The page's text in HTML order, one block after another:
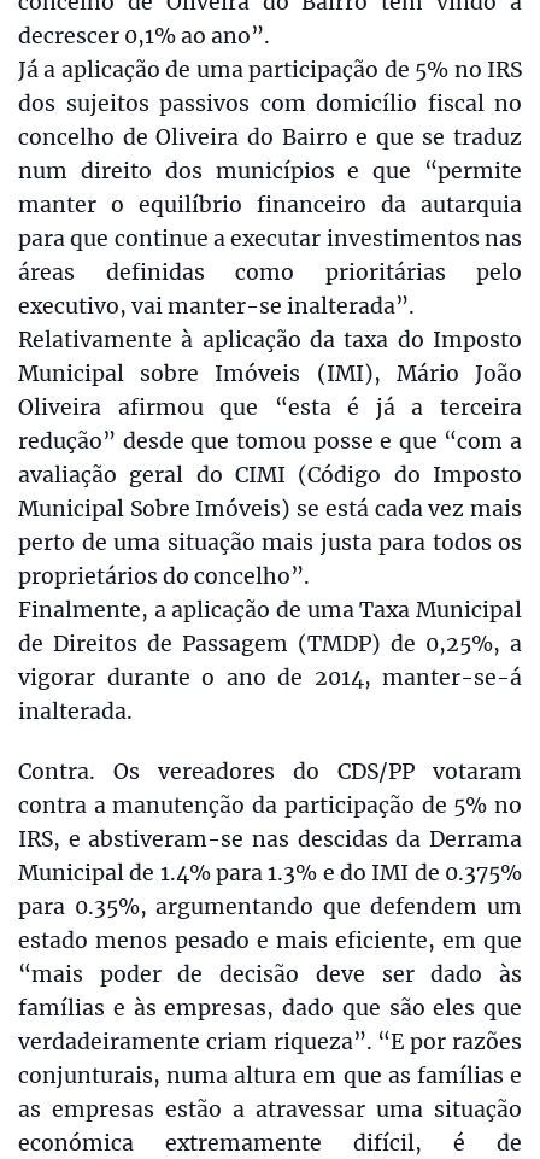
decrescer 0,1% ao ano”.
Já a aplicação de uma participação de 5% no IRS
dos sujeitos passivos com domicílio fiscal no
concelho de Oliveira do Bairro e que se traduz
num direito dos municípios e que “permite
manter o equilíbrio financeiro da autarquia
para que continue a executar investimentos nas
áreas definidas como prioritárias pelo
executivo, vai manter-se inalterada”.
Relativamente à aplicação da taxa do Imposto
Municipal sobre Imóveis (IMI), Mário João
Oliveira afirmou que “esta é já a terceira
redução” desde que tomou posse e que “com a
avaliação geral do CIMI (Código do Imposto
Municipal Sobre Imóveis) se está cada vez mais
perto de uma situação mais justa para todos os
proprietários do concelho”.
Finalmente, a aplicação de uma Taxa Municipal
de Direitos de Passagem (TMDP) de 0,25%, a
vigorar durante o ano de 2014, manter-se-á
inalterada.
Contra. Os vereadores do CDS/PP votaram
contra a manutenção da participação de 5% no
IRS, e abstiveram-se nas descidas da Derrama
Municipal de 1.4% para 1.3% e do IMI de 0.375%
para 0.35%, argumentando que defendem um
estado menos pesado e mais eficiente, em que
“mais poder de decisão deve ser dado às
famílias e às empresas, dado que são eles que
verdadeiramente criam riqueza”. “E por razões
conjunturais, numa altura em que as famílias e
as empresas estão a atravessar uma situação
económica extremamente difícil, é de